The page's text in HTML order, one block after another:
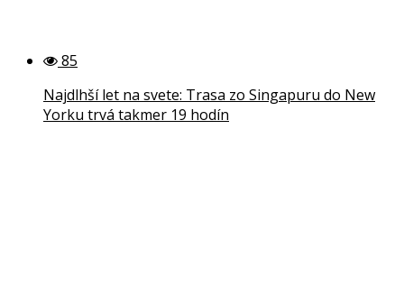
85
Najdlhší let na svete: Trasa zo Singapuru do New
Yorku trvá takmer 19 hodín